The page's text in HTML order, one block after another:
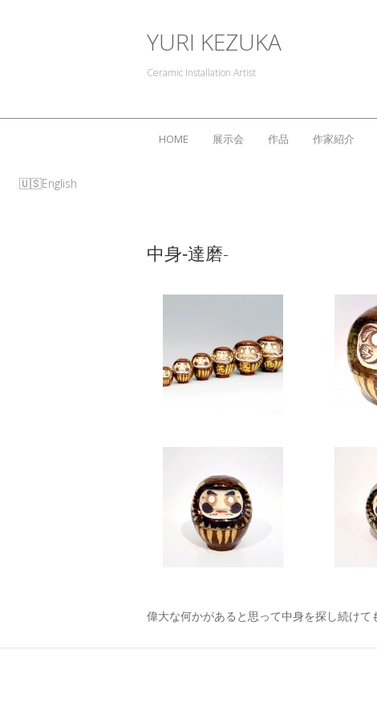
YURI KEZUKA
Ceramic Installation Artist
HOME 展示会 作品 作家紹介
English
中身‐達磨-
偉大な何かがあると思って中身を探し続けて